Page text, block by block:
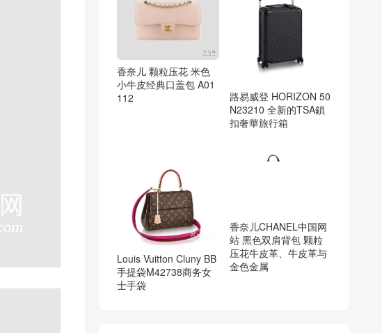
香奈儿 颗粒压花 米色
小牛皮经典口盖包 A01
112
路易威登 HORIZON 50
N23210 全新的TSA鎖
扣奢華旅行箱
Louis Vuitton Cluny BB
手提袋M42738商务女
士手袋
香奈儿CHANEL中国网
站 黑色双肩背包 颗粒
压花牛皮革、牛皮革与
金色金属